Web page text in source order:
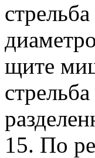
щите
15. По